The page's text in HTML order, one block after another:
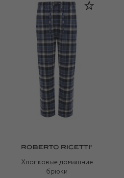
Хлопковые домашние
брюки